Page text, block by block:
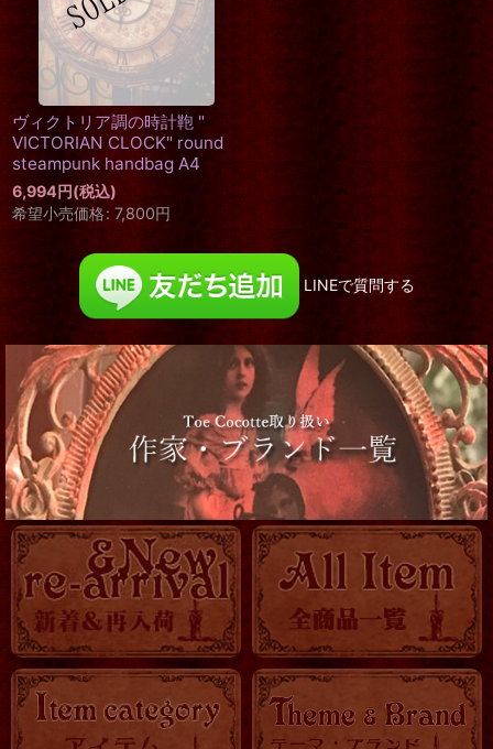
ヴィクトリア調の時計鞄 "
VICTORIAN CLOCK" round
steampunk handbag A4
6,994円(税込)
希望小売価格: 7,800円
LINEで質問する